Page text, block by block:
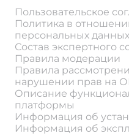
Пользовательское
Политика в
персональных данных
Состав экспертного
Правила модерации
Правила
нарушении прав на
Описание
платформы
Информация об
Информация об